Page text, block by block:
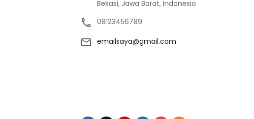
Bekasi, Jawa Barat, Indonesia
08123456789
emailsaya@gmail.com